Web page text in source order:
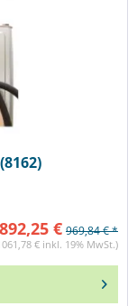
892,25 € 969,84 € *
€ inkl. 19% MwSt.)